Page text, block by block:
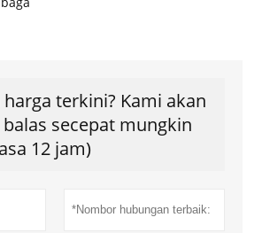
terkini? Kami akan
secepat mungkin
12 jam)